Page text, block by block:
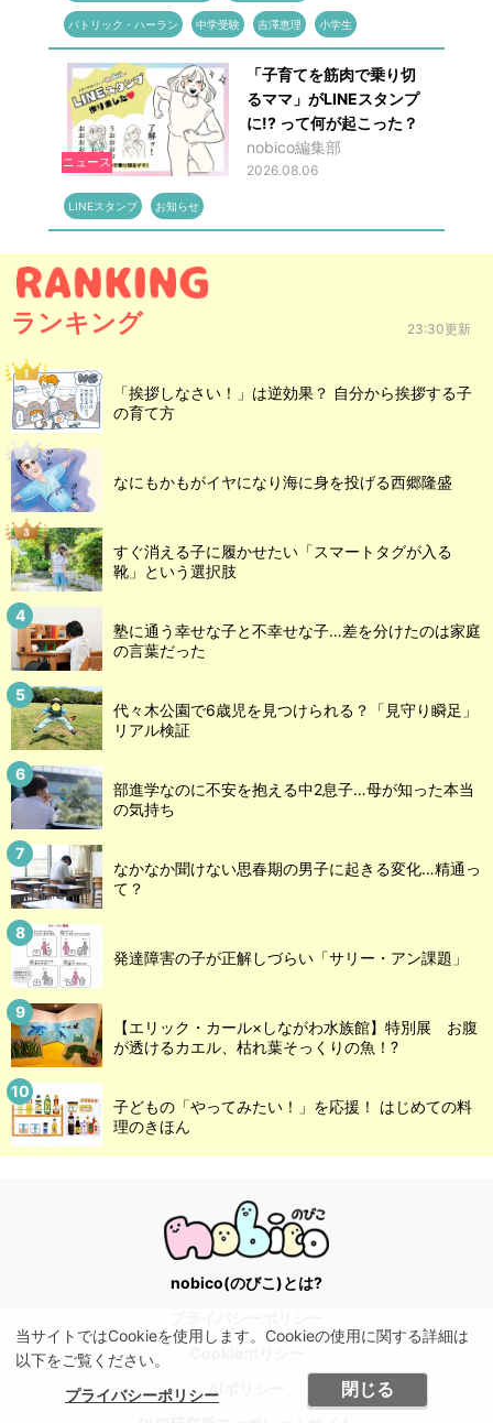
当サイトではCookieを使用します。Cookieの使用に関する詳細は
以下をご覧ください。
プライバシーポリシー
閉じる
パトリック・ハーラン 中学受験 吉澤恵理 小学生
ニュース
「子育てを筋肉で乗り切
るママ」がLINEスタンプ
に!? って何が起こった？
nobico編集部
2026.08.06
LINEスタンプ お知らせ
ランキング 23:30更新
「挨拶しなさい！」は逆効果？ 自分から挨拶する子
の育て方
なにもかもがイヤになり海に身を投げる西郷隆盛
すぐ消える子に履かせたい「スマートタグが入る
靴」という選択肢
塾に通う幸せな子と不幸せな子…差を分けたのは家庭
の言葉だった
代々木公園で6歳児を見つけられる？「見守り瞬足」
リアル検証
部進学なのに不安を抱える中2息子…母が知った本当
の気持ち
なかなか聞けない思春期の男子に起きる変化…精通っ
て？
発達障害の子が正解しづらい「サリー・アン課題」
【エリック・カール×しながわ水族館】特別展 お腹
が透けるカエル、枯れ葉そっくりの魚！?
子どもの「やってみたい！」を応援！ はじめての料
理のきほん
nobico(のびこ)とは?